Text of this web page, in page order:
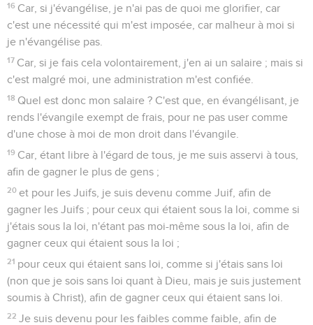
16 Car, si j'évangélise, je n'ai pas de quoi me glorifier, car
c'est une nécessité qui m'est imposée, car malheur à moi si
je n'évangélise pas.
17 Car, si je fais cela volontairement, j'en ai un salaire ; mais si
c'est malgré moi, une administration m'est confiée.
18 Quel est donc mon salaire ? C'est que, en évangélisant, je
rends l'évangile exempt de frais, pour ne pas user comme
d'une chose à moi de mon droit dans l'évangile.
19 Car, étant libre à l'égard de tous, je me suis asservi à tous,
afin de gagner le plus de gens ;
20 et pour les Juifs, je suis devenu comme Juif, afin de
gagner les Juifs ; pour ceux qui étaient sous la loi, comme si
j'étais sous la loi, n'étant pas moi-même sous la loi, afin de
gagner ceux qui étaient sous la loi ;
21 pour ceux qui étaient sans loi, comme si j'étais sans loi
(non que je sois sans loi quant à Dieu, mais je suis justement
soumis à Christ), afin de gagner ceux qui étaient sans loi.
22 Je suis devenu pour les faibles comme faible, afin de